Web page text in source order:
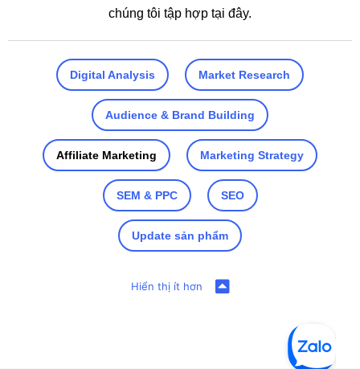
chúng tôi tập hợp tại đây.
Digital Analysis Market Research
Audience & Brand Building
Affiliate Marketing Marketing Strategy
SEM & PPC SEO
Update sản phẩm